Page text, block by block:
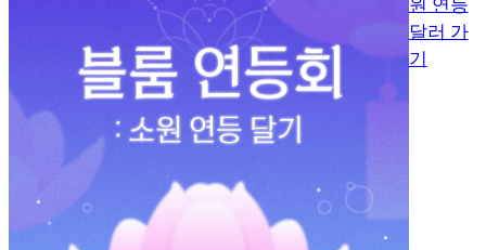
원 연등
달러 가
기